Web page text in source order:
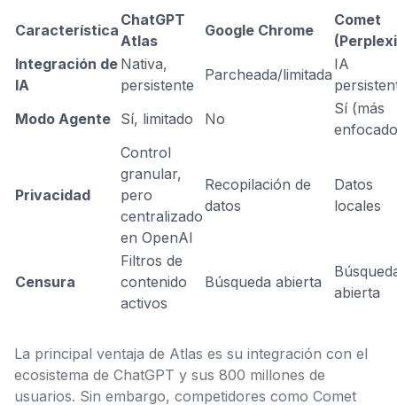
Característica
ChatGPT
Atlas
Google Chrome
Comet
Integración de
IA
Nativa,
persistente
Parcheada/limitada
IA
Modo Agente Sí, limitado No
Sí (más
Privacidad
Control
granular,
pero
centralizado
en OpenAI
Recopilación de
datos
Datos
locales
Censura
Filtros de
contenido
activos
Búsqueda abierta
abierta
La principal ventaja de Atlas es su integración con el
ecosistema de ChatGPT y sus 800 millones de
usuarios. Sin embargo, competidores como Comet